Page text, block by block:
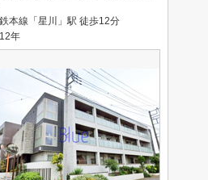
本線「星川」駅 徒歩12分
年